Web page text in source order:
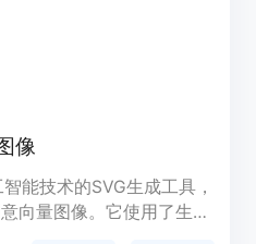
像
能技术的SVG生成工具，
向量图像。它使用了生成